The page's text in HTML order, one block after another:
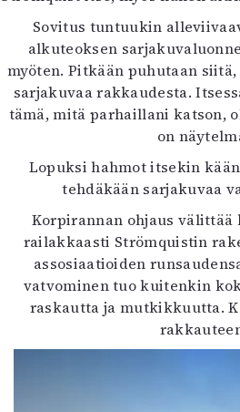
Sovitus tuntuukin
alkuteoksen
myöten. Pitkään puhutaan
sarjakuvaa rakkaudesta.
tämä, mitä parhaillani katson,
on
Lopuksi hahmot itsekin
tehdäkään sarjakuvaa
Korpirannan ohjaus
railakkaasti Strömquistin
assosiaatioiden
vatvominen tuo kuitenkin
raskautta ja mutkikkuutta.